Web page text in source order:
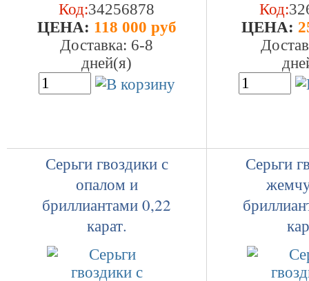
Код:34256878
ЦEHA: 118 000 руб
Доставка: 6-8
дней(я)
Код:
ЦEHA:
Серьги гвоздики с
опалом и
бриллиантами 0,22
карат.
Серьги